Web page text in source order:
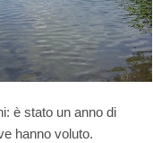
è stato un anno di
hanno voluto.